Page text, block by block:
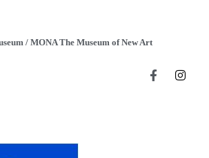
/ MONA The Museum of New Art